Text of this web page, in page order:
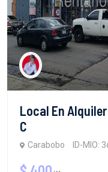
Local En
C
Carabobo ID-MIO: